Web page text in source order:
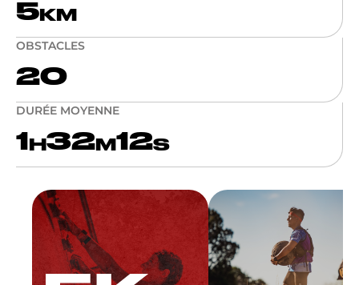
5 KM
OBSTACLES
20
DURÉE MOYENNE
1 H 32 M 12S